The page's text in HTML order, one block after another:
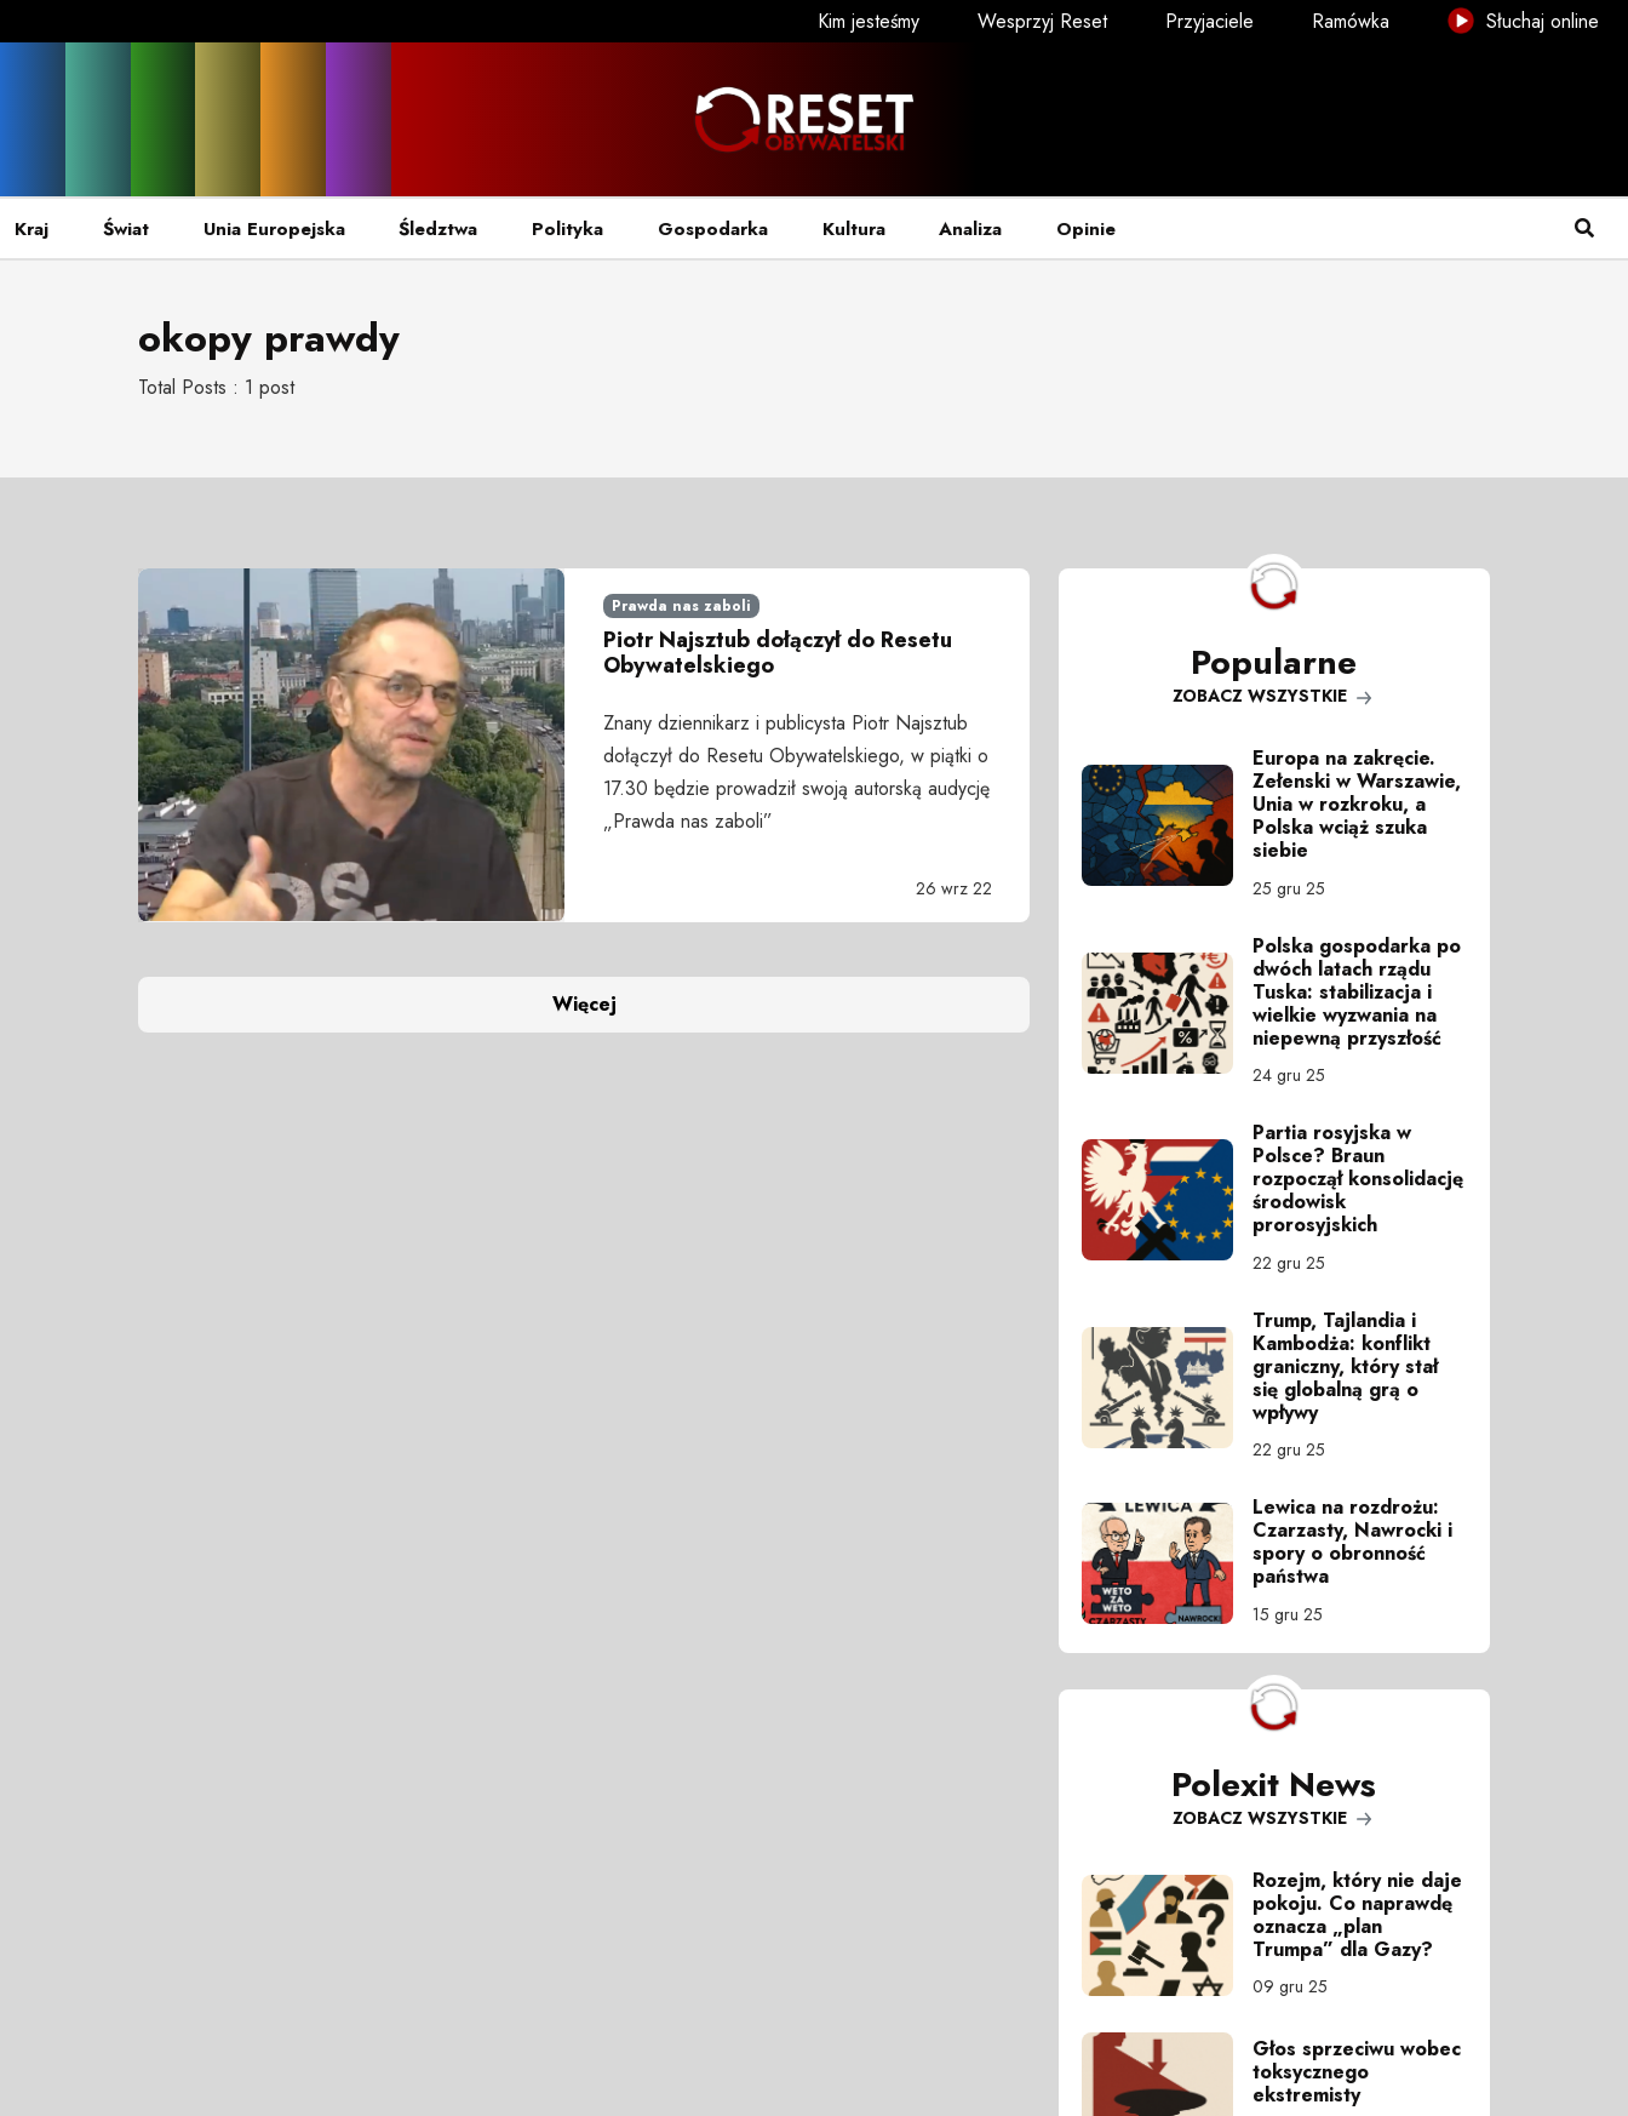
Kim jesteśmy Wesprzyj Reset Przyjaciele Ramówka Słuchaj online
Kraj Świat Unia Europejska Śledztwa Polityka Gospodarka Kultura Analiza Opinie
okopy prawdy
Total Posts : 1 post
Prawda nas zaboli
Piotr Najsztub dołączył do Resetu
Obywatelskiego
Znany dziennikarz i publicysta Piotr Najsztub
dołączył do Resetu Obywatelskiego, w piątki o
17.30 będzie prowadził swoją autorską audycję
„Prawda nas zaboli”
26 wrz 22
Więcej
Popularne
ZOBACZ WSZYSTKIE
Europa na zakręcie.
Zełenski w Warszawie,
Unia w rozkroku, a
Polska wciąż szuka
siebie
25 gru 25
Polska gospodarka po
dwóch latach rządu
Tuska: stabilizacja i
wielkie wyzwania na
niepewną przyszłość
24 gru 25
Partia rosyjska w
Polsce? Braun
rozpoczął konsolidację
środowisk
prorosyjskich
22 gru 25
Trump, Tajlandia i
Kambodża: konflikt
graniczny, który stał
się globalną grą o
wpływy
22 gru 25
Lewica na rozdrożu:
Czarzasty, Nawrocki i
spory o obronność
państwa
15 gru 25
Polexit News
ZOBACZ WSZYSTKIE
Rozejm, który nie daje
pokoju. Co naprawdę
oznacza „plan
Trumpa” dla Gazy?
09 gru 25
Głos sprzeciwu wobec
toksycznego
ekstremisty